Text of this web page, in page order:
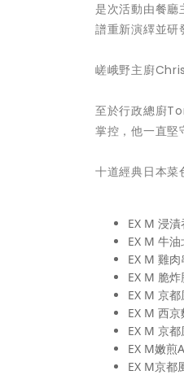
是次活動由餐
譜重新演繹並研
嵯峨野主廚
至於行政總廚
掌控，他一直堅
十道經典日本菜
EX M 浸
EX M 牛
EX M 雞肉
EX M 脆炸
EX M 京
EX M 西
EX M 京
EX M嫩煎
EX M京都